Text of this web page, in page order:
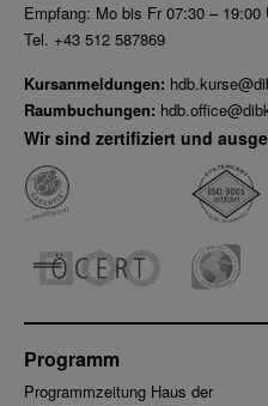
Empfang: Mo bis Fr 07:30 –
Tel. +43 512 587869
Kursanmeldungen:
Raumbuchungen:
Wir sind zertifiziert und
Programm
Programmzeitung Haus der